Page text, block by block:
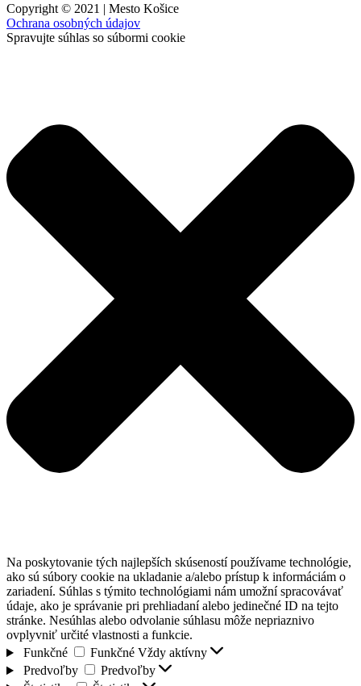
Copyright © 2021 | Mesto Košice
Ochrana osobných údajov
Spravujte súhlas so súbormi cookie
Na poskytovanie tých najlepších skúseností používame technológie,
ako sú súbory cookie na ukladanie a/alebo prístup k informáciám o
zariadení. Súhlas s týmito technológiami nám umožní spracovávať
údaje, ako je správanie pri prehliadaní alebo jedinečné ID na tejto
stránke. Nesúhlas alebo odvolanie súhlasu môže nepriaznivo
ovplyvniť určité vlastnosti a funkcie.
Funkčné
Funkčné Vždy aktívny
Predvoľby
Predvoľby